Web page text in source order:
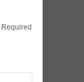
Required